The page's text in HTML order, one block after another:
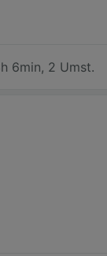
6min, 2 Umst.